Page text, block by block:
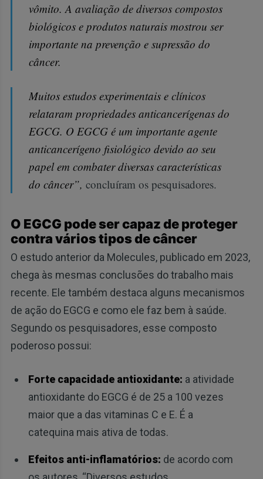
vômito. A avaliação de diversos compostos
biológicos e produtos naturais mostrou ser
importante na prevenção e supressão do
câncer.
Muitos estudos experimentais e clínicos
relataram propriedades anticancerígenas do
EGCG. O EGCG é um importante agente
anticancerígeno fisiológico devido ao seu
papel em combater diversas características
do câncer”, concluíram os pesquisadores.
O EGCG pode ser capaz de proteger
contra vários tipos de câncer
O estudo anterior da Molecules, publicado em 2023,
chega às mesmas conclusões do trabalho mais
recente. Ele também destaca alguns mecanismos
de ação do EGCG e como ele faz bem à saúde.
Segundo os pesquisadores, esse composto
poderoso possui:
Forte capacidade antioxidante: a atividade
antioxidante do EGCG é de 25 a 100 vezes
maior que a das vitaminas C e E. É a
catequina mais ativa de todas.
Efeitos anti-inflamatórios: de acordo com